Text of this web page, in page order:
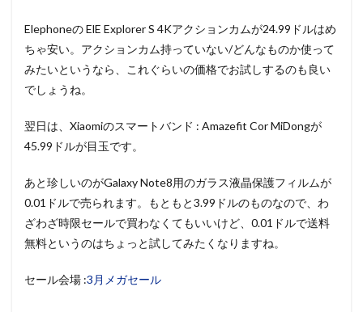
Elephoneの ElE Explorer S 4Kアクションカムが24.99ドルはめ
ちゃ安い。アクションカム持っていない/どんなものか使って
みたいというなら、これぐらいの価格でお試しするのも良い
でしょうね。
翌日は、Xiaomiのスマートバンド : Amazefit Cor MiDongが
45.99ドルが目玉です。
あと珍しいのがGalaxy Note8用のガラス液晶保護フィルムが
0.01ドルで売られます。もともと3.99ドルのものなので、わ
ざわざ時限セールで買わなくてもいいけど、0.01ドルで送料
無料というのはちょっと試してみたくなりますね。
セール会場 :3月メガセール